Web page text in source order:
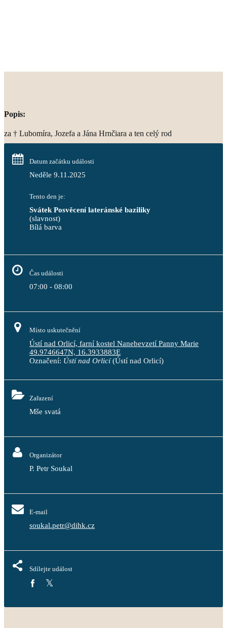
Popis:
za † Lubomíra, Jozefa a Jána Hrnčiara a ten celý rod
Datum začátku události
Neděle 9.11.2025
Tento den je:
Svátek Posvěcení lateránské baziliky
(slavnost)
Bílá barva
Čas události
07:00 - 08:00
Místo uskutečnění
Ústí nad Orlicí, farní kostel Nanebevzetí Panny Marie
49.9746647N, 16.3933883E
Označení: Ústí nad Orlicí(Ústí nad Orlicí)
Zařazení
Mše svatá
Organizátor
P. Petr Soukal
E-mail
soukal.petr@dihk.cz
Sdílejte událost